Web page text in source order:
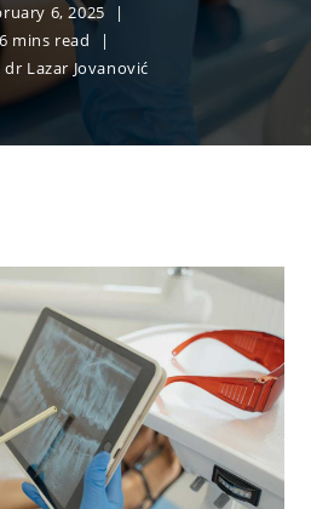
6, 2025
mins read
dr Lazar Jovanović